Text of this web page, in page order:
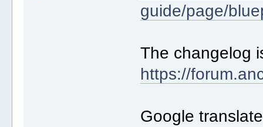
guide/page/
The changelog
https://
Google